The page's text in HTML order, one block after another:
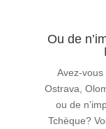
Ou de
Avez-vous
Ostrava,
ou de
Tchèque?